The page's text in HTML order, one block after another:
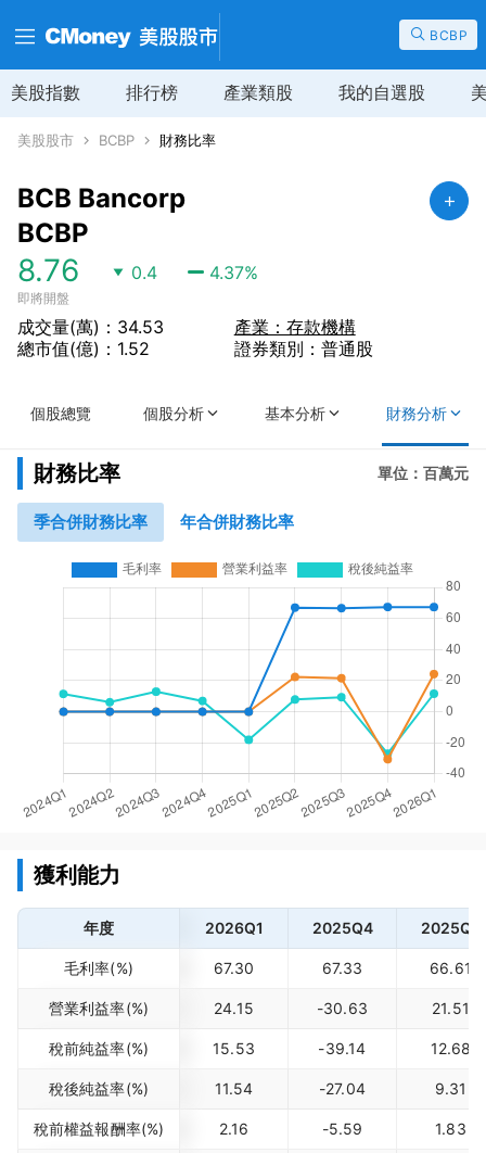
BCBP
美股指數 排行榜 產業類股 我的自選股
美股股市 BCBP 財務比率
BCB Bancorp
BCBP
8.76 0.4 4.37%
即將開盤
成交量(萬)：34.53
總市值(億)：1.52
產業：存款機構
證券類別：普通股
個股總覽 個股分析 基本分析 財務分析
財務比率 單位：百萬元
季合併財務比率 年合併財務比率
獲利能力
年度 2026Q1 2025Q4 2025Q3
毛利率(%) 67.30 67.33 66.61
營業利益率(%) 24.15 -30.63 21.51
稅前純益率(%) 15.53 -39.14 12.68
稅後純益率(%) 11.54 -27.04 9.31
稅前權益報酬率(%) 2.16 -5.59 1.83